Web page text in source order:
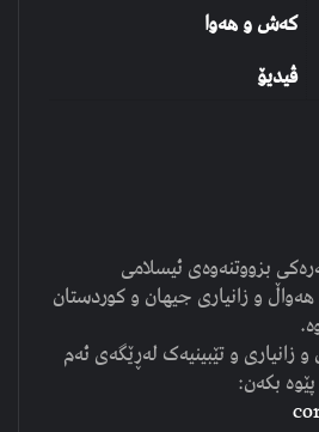
کەش و هەوا
ڤیدیۆ
بزووتنەوەی ئیسلامی
هەواڵ و زانیاری جیهان و کوردستان
زانیاری و تێبینیەک لەڕێگەی ئەم
بکەن: